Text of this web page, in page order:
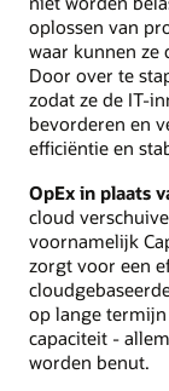
oplossen van
waar kunnen ze
Door over te
zodat ze de IT-
bevorderen en
efficiëntie en
OpEx in plaats
cloud
voornamelijk
zorgt voor een
op lange
capaciteit -
worden benut.